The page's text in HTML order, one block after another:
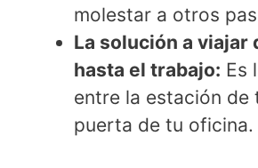
molestar a otros
La solución a viajar
hasta el trabajo: Es
entre la estación de
puerta de tu oficina.